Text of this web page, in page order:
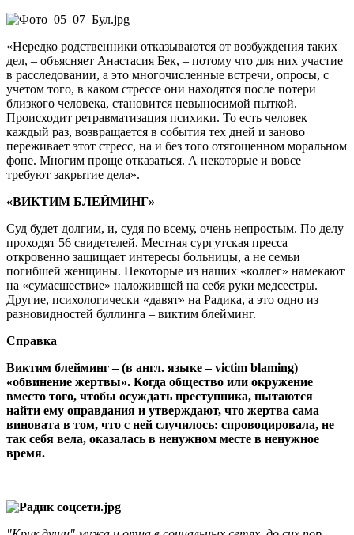
«Нередко родственники отказываются от возбуждения таких
дел, – объясняет Анастасия Бек, – потому что для них участие
в расследовании, а это многочисленные встречи, опросы, с
учетом того, в каком стрессе они находятся после потери
близкого человека, становится невыносимой пыткой.
Происходит ретравматизация психики. То есть человек
каждый раз, возвращается в события тех дней и заново
переживает этот стресс, на и без того отягощенном моральном
фоне. Многим проще отказаться. А некоторые и вовсе
требуют закрытие дела».
«ВИКТИМ БЛЕЙМИНГ»
Суд будет долгим, и, судя по всему, очень непростым. По делу
проходят 56 свидетелей. Местная сургутская пресса
откровенно защищает интересы больницы, а не семьи
погибшей женщины. Некоторые из наших «коллег» намекают
на «сумасшествие» наложившей на себя руки медсестры.
Другие, психологически «давят» на Радика, а это одно из
разновидностей буллинга – виктим блейминг.
Справка
Виктим блейминг – (в англ. языке – victim blaming)
«обвинение жертвы». Когда общество или окружение
вместо того, чтобы осуждать преступника, пытаются
найти ему оправдания и утверждают, что жертва сама
виновата в том, что с ней случилось: спровоцировала, не
так себя вела, оказалась в ненужном месте в ненужное
время.